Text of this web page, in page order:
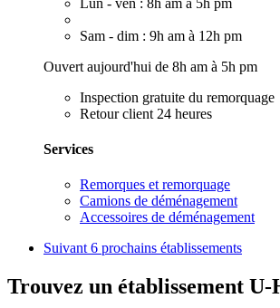
Sam - dim : 9h am à 12h pm
Ouvert aujourd'hui de 8h am à 5h pm
Inspection gratuite du remorquage
Retour client 24 heures
Services
Remorques et remorquage
Camions de déménagement
Accessoires de déménagement
Suivant 6 prochains établissements
Trouvez un établissement U-